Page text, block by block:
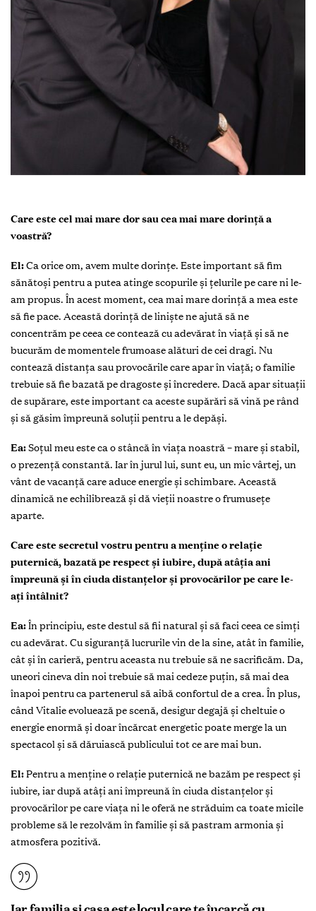
Care este cel mai mare dor sau cea mai mare dorință a
voastră?
El:Ca orice om, avem multe dorințe. Este important să fim
sănătoși pentru a putea atinge scopurile și țelurile pe care ni le-
am propus. În acest moment, cea mai mare dorință a mea este
să fie pace. Această dorință de liniște ne ajută să ne
concentrăm pe ceea ce contează cu adevărat în viață și să ne
bucurăm de momentele frumoase alături de cei dragi. Nu
contează distanța sau provocările care apar în viață; o familie
trebuie să fie bazată pe dragoste și încredere. Dacă apar situații
de supărare, este important ca aceste supărări să vină pe rând
și să găsim împreună soluții pentru a le depăși.
Ea:Soțul meu este ca o stâncă în viața noastră – mare și stabil,
o prezență constantă. Iar în jurul lui, sunt eu, un mic vârtej, un
vânt de vacanță care aduce energie și schimbare. Această
dinamică ne echilibrează și dă vieții noastre o frumusețe
aparte.
Care este secretul vostru pentru a menține o relație
puternică, bazată pe respect și iubire, după atâția ani
împreună și în ciuda distanțelor și provocărilor pe care le-
ați întâlnit?
Ea:În principiu, este destul să fii natural și să faci ceea ce simți
cu adevărat. Cu siguranță lucrurile vin de la sine, atât în familie,
cât și în carieră, pentru aceasta nu trebuie să ne sacrificăm. Da,
uneori cineva din noi trebuie să mai cedeze puțin, să mai dea
înapoi pentru ca partenerul să aibă confortul de a crea. În plus,
când Vitalie evoluează pe scenă, desigur degajă și cheltuie o
energie enormă și doar încărcat energetic poate merge la un
spectacol și să dăruiască publicului tot ce are mai bun.
El:Pentru a menține o relație puternică ne bazăm pe respect și
iubire, iar după atâți ani împreună în ciuda distanțelor și
provocărilor pe care viața ni le oferă ne străduim ca toate micile
probleme să le rezolvăm în familie și să pastram armonia și
atmosfera pozitivă.